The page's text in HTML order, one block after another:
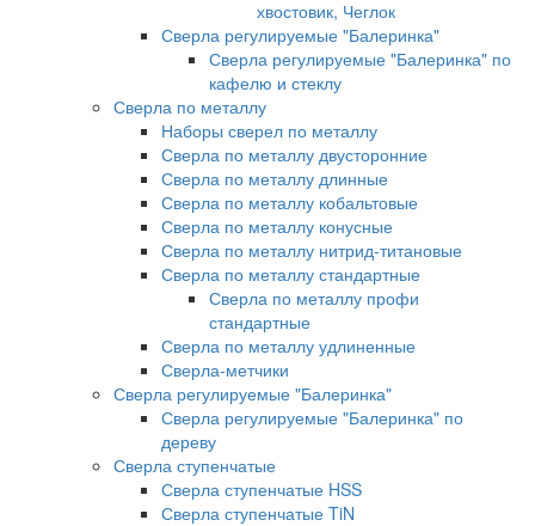
хвостовик, Чеглок
Сверла регулируемые "Балеринка"
Сверла регулируемые "Балеринка" по
кафелю и стеклу
Сверла по металлу
Наборы сверел по металлу
Сверла по металлу двусторонние
Сверла по металлу длинные
Сверла по металлу кобальтовые
Сверла по металлу конусные
Сверла по металлу нитрид-титановые
Сверла по металлу стандартные
Сверла по металлу профи
стандартные
Сверла по металлу удлиненные
Сверла-метчики
Сверла регулируемые "Балеринка"
Сверла регулируемые "Балеринка" по
дереву
Сверла ступенчатые
Сверла ступенчатые HSS
Сверла ступенчатые TiN